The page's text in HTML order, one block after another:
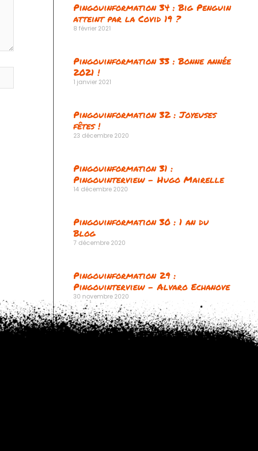
Pingouinformation 34 : Big Penguin
atteint par la Covid 19 ?
8 février 2021
Pingouinformation 33 : Bonne année
2021 !
1 janvier 2021
Pingouinformation 32 : Joyeuses
fêtes !
23 décembre 2020
Pingouinformation 31 :
Pingouinterview – Hugo Mairelle
14 décembre 2020
Pingouinformation 30 : 1 an du
Blog
7 décembre 2020
Pingouinformation 29 :
Pingouinterview – Alvaro Echanove
30 novembre 2020